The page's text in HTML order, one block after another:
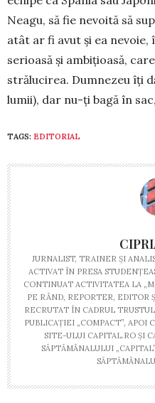
Neagu, să fie ne­voită să
atât ar fi avut și ea nevoie,
serioasă și ambițioasă,
strălucirea. Dum­nezeu îți
lumii), dar nu-ți bagă în
TAGS: EDITORIAL
JURNALIST, TRAINER ŞI
ACTIVAT ÎN PRESA
CONTINUAT ACTIVITATEA LA
PE RÂND, REPORTER, EDITOR
RECRUTAT ÎN CADRUL
PUBLICAŢIEI „COMPACT”,
SITE-ULUI CAPITAL.RO ŞI
SĂPTĂMÂNALULUI